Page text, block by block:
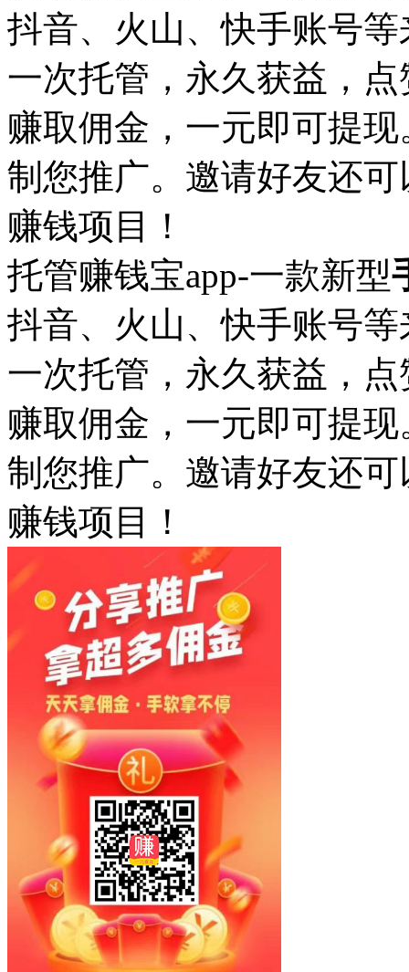
抖音、火山、快手账号
一次托管，永久获益，
赚取佣金，一元即可提
制您推广。邀请好友还
赚钱项目！
托管赚钱宝app-一款新型
抖音、火山、快手账号
一次托管，永久获益，
赚取佣金，一元即可提
制您推广。邀请好友还
赚钱项目！